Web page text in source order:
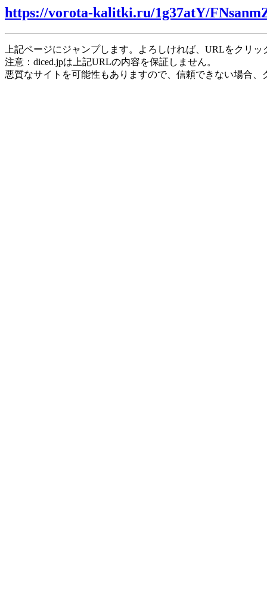
https://vorota-kalitki.ru/1g37atY/
上記ページにジャンプします。よろしければ、URLをクリ
注意：diced.jpは上記URLの内容を保証しません。
悪質なサイトを可能性もありますので、信頼できない場合、